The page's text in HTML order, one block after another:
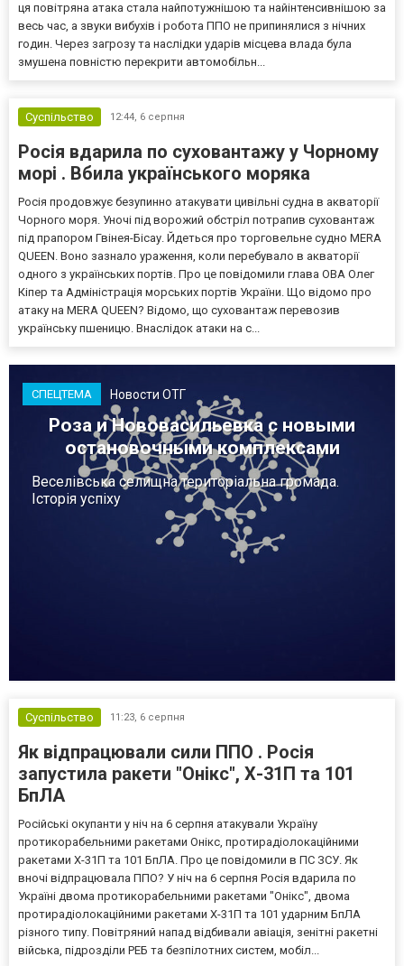
ця повітряна атака стала найпотужнішою та найінтенсивнішою за
весь час, а звуки вибухів і робота ППО не припинялися з нічних
годин. Через загрозу та наслідки ударів місцева влада була
змушена повністю перекрити автомобільн...
Суспільство 12:44, 6 серпня
Росія вдарила по суховантажу у Чорному
морі . Вбила українського моряка
Росія продовжує безупинно атакувати цивільні судна в акваторії
Чорного моря. Уночі під ворожий обстріл потрапив суховантаж
під прапором Гвінея-Бісау. Йдеться про торговельне судно MERA
QUEEN. Воно зазнало ураження, коли перебувало в акваторії
одного з українських портів. Про це повідомили глава ОВА Олег
Кіпер та Адміністрація морських портів України. Що відомо про
атаку на MERA QUEEN? Відомо, що суховантаж перевозив
українську пшеницю. Внаслідок атаки на с...
СПЕЦТЕМА Новости ОТГ
Роза и Нововасильевка с новыми
остановочными комплексами
Веселівська селищна територіальна громада.
Історія успіху
Суспільство 11:23, 6 серпня
Як відпрацювали сили ППО . Росія
запустила ракети "Онікс", Х-31П та 101
БпЛА
Російські окупанти у ніч на 6 серпня атакували Україну
протикорабельними ракетами Онікс, протирадіолокаційними
ракетами Х-31П та 101 БпЛА. Про це повідомили в ПС ЗСУ. Як
вночі відпрацювала ППО? У ніч на 6 серпня Росія вдарила по
Україні двома протикорабельними ракетами "Онікс", двома
протирадіолокаційними ракетами Х-31П та 101 ударним БпЛА
різного типу. Повітряний напад відбивали авіація, зенітні ракетні
війська, підрозділи РЕБ та безпілотних систем, мобіл...